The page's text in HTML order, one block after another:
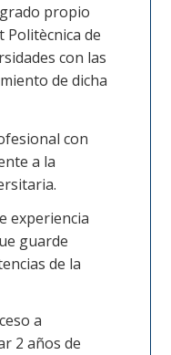
propio
de
con las
de dicha
con
a la
experiencia
guarde
de la
a
2 años de